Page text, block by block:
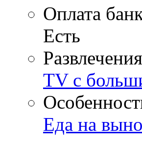
Оплата
Есть
Развлечения
TV с
Еда на